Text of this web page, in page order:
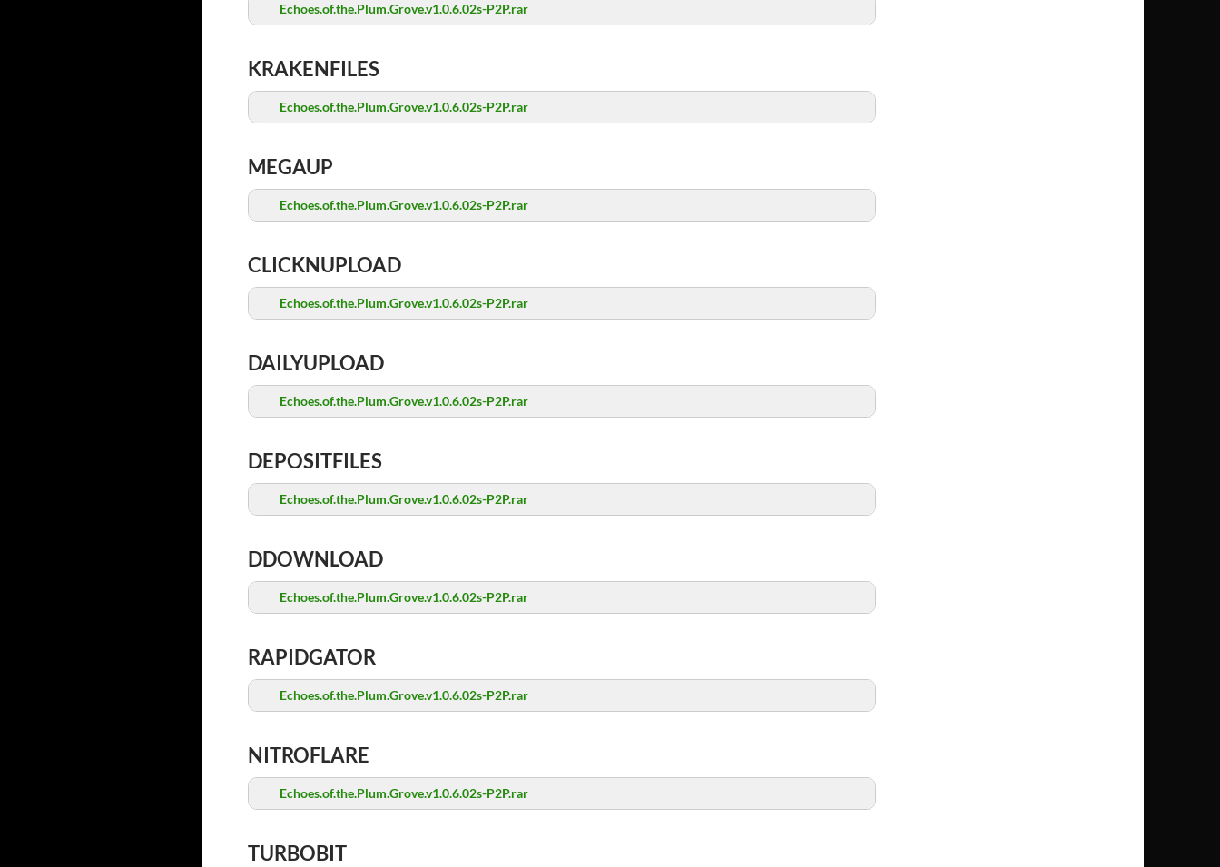
Echoes.of.the.Plum.Grove.v1.0.6.02s-P2P.rar
KRAKENFILES
Echoes.of.the.Plum.Grove.v1.0.6.02s-P2P.rar
MEGAUP
Echoes.of.the.Plum.Grove.v1.0.6.02s-P2P.rar
CLICKNUPLOAD
Echoes.of.the.Plum.Grove.v1.0.6.02s-P2P.rar
DAILYUPLOAD
Echoes.of.the.Plum.Grove.v1.0.6.02s-P2P.rar
DEPOSITFILES
Echoes.of.the.Plum.Grove.v1.0.6.02s-P2P.rar
DDOWNLOAD
Echoes.of.the.Plum.Grove.v1.0.6.02s-P2P.rar
RAPIDGATOR
Echoes.of.the.Plum.Grove.v1.0.6.02s-P2P.rar
NITROFLARE
Echoes.of.the.Plum.Grove.v1.0.6.02s-P2P.rar
TURBOBIT